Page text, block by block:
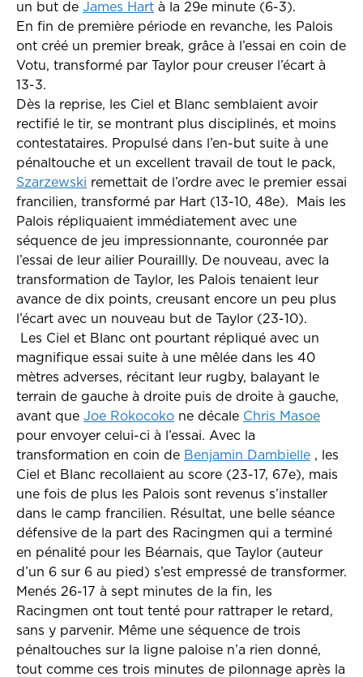
un but de James Hart à la 29e minute (6-3).
En fin de première période en revanche, les Palois
ont créé un premier break, grâce à l’essai en coin de
Votu, transformé par Taylor pour creuser l’écart à
13-3.
Dès la reprise, les Ciel et Blanc semblaient avoir
rectifié le tir, se montrant plus disciplinés, et moins
contestataires. Propulsé dans l’en-but suite à une
pénaltouche et un excellent travail de tout le pack,
Szarzewski remettait de l’ordre avec le premier essai
francilien, transformé par Hart (13-10, 48e). Mais les
Palois répliquaient immédiatement avec une
séquence de jeu impressionnante, couronnée par
l’essai de leur ailier Pouraillly. De nouveau, avec la
transformation de Taylor, les Palois tenaient leur
avance de dix points, creusant encore un peu plus
l’écart avec un nouveau but de Taylor (23-10).
Les Ciel et Blanc ont pourtant répliqué avec un
magnifique essai suite à une mêlée dans les 40
mètres adverses, récitant leur rugby, balayant le
terrain de gauche à droite puis de droite à gauche,
avant que Joe Rokocoko ne décale Chris Masoe
pour envoyer celui-ci à l’essai. Avec la
transformation en coin de Benjamin Dambielle , les
Ciel et Blanc recollaient au score (23-17, 67e), mais
une fois de plus les Palois sont revenus s’installer
dans le camp francilien. Résultat, une belle séance
défensive de la part des Racingmen qui a terminé
en pénalité pour les Béarnais, que Taylor (auteur
d’un 6 sur 6 au pied) s’est empressé de transformer.
Menés 26-17 à sept minutes de la fin, les
Racingmen ont tout tenté pour rattraper le retard,
sans y parvenir. Même une séquence de trois
pénaltouches sur la ligne paloise n’a rien donné,
tout comme ces trois minutes de pilonnage après la